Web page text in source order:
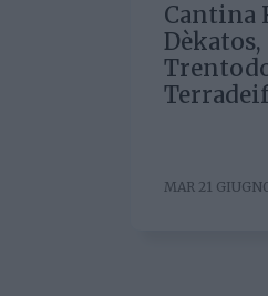
Cantina
MAR 21